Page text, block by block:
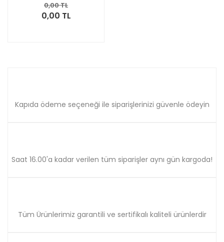
0,00 TL
0,00 TL
Kapıda ödeme seçeneği ile siparişlerinizi güvenle ödeyin
Saat 16.00'a kadar verilen tüm siparişler aynı gün kargoda!
Tüm Ürünlerimiz garantili ve sertifikalı kaliteli ürünlerdir